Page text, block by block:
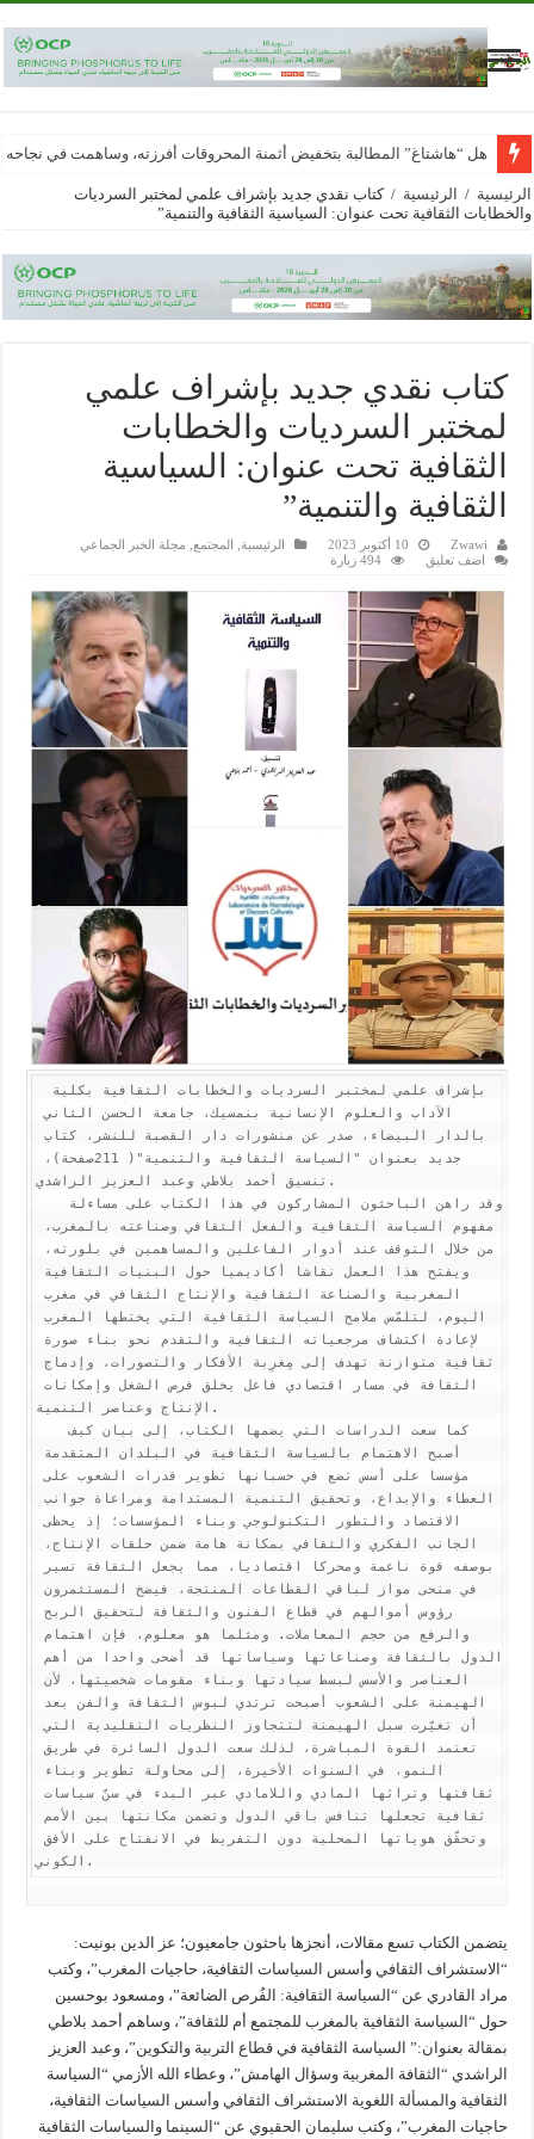
هل “هاشتاغ” المطالبة بتخفيض أثمنة المحروقات أفرزته، وساهمت في
الرئيسية / الرئيسية / كتاب نقدي جديد بإشراف علمي لمختبر السرديات
والخطابات الثقافية تحت عنوان: السياسية الثقافية والتنمية”
كتاب نقدي جديد بإشراف علمي
لمختبر السرديات والخطابات
الثقافية تحت عنوان: السياسية
الثقافية والتنمية”
Zwawi 10 أكتوبر 2023 الرئيسية المجتمع
مجلة الخبر الجماعي
اضف تعليق
494 زيارة
الآداب والعلوم الإنسانية بنمسيك، جامعة الحسن الثاني
بالدار البيضاء، صدر عن منشورات دار القصبة للنشر، كتاب
تنسيق أحمد بلاطي وعبد العزيز الراشدي.
المغربية والصناعة الثقافية والإنتاج الثقافي في مغرب
اليوم، لتلمّس ملامح السياسة الثقافية التي يختطها المغرب
ثقافية متوازنة تهدف إلى مِغرِبة الأفكار والتصورات، وإدماج
الثقافة في مسار اقتصادي فاعل يخلق فرص الشغل وإمكانات
الإنتاج وعناصر التنمية.
مؤسسا على أسس تضع في حسبانها تطوير قدرات الشعوب على
العطاء والإبداع، وتحقيق التنمية المستدامة ومراعاة جوانب
الاقتصاد والتطور التكنولوجي وبناء المؤسسات؛ إذ يحظى
في منحى مواز لباقي القطاعات المنتجة، فيضخ المستثمرون
رؤوس أموالهم في قطاع الفنون والثقافة لتحقيق الربح
والرفع من حجم المعاملات. ومثلما هو معلوم، فإن اهتمام
الدول بالثقافة وصناعاتها وسياساتها قد أضحى واحدا من أهم
العناصر والأسس لبسط سيادتها وبناء مقومات شخصيتها، لأن
أن تغيّرت سبل الهيمنة لتتجاوز النظريات التقليدية التي
تعتمد القوة المباشرة، لذلك سعت الدول السائرة في طريق
ثقافتها وتراثها المادي واللامادي عبر البدء في سنّ سياسات
ثقافية تجعلها تنافس باقي الدول وتضمن مكانتها بين الأمم
وتحقّق هوياتها المحلية دون التفريط في الانفتاح على الأفق
الكوني.
يتضمن الكتاب تسع مقالات، أنجزها باحثون جامعيون؛ عز الدين بونيت:
“الاستشراف الثقافي وأسس السياسات الثقافية، حاجيات المغرب”، وكتب
مراد القادري عن “السياسة الثقافية: الفُرص الضائعة”، ومسعود بوحسين
حول “السياسة الثقافية بالمغرب للمجتمع أم للثقافة”، وساهم أحمد بلاطي
بمقالة بعنوان:” السياسة الثقافية في قطاع التربية والتكوين”، وعبد العزيز
الراشدي “الثقافة المغربية وسؤال الهامش”، وعطاء الله الأزمي “السياسة
الثقافية والمسألة اللغوية الاستشراف الثقافي وأسس السياسات الثقافية،
حاجيات المغرب”، وكتب سليمان الحقيوي عن “السينما والسياسات الثقافية